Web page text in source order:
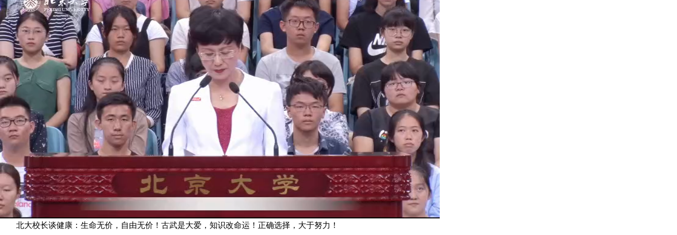
北大校长谈健康：生命无价，自由无价！古武是大爱，知识改命运！正确选择，大于努力！